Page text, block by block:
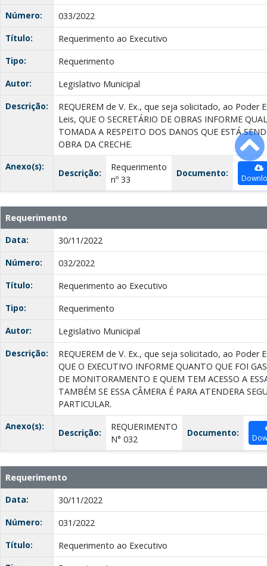
Número:
033/2022
Título:
Requerimento ao Executivo
Tipo:
Requerimento
Autor:
Legislativo Municipal
Descrição:
REQUEREM de V. Ex., que seja solicitado, ao Poder
Leis, QUE O SECRETÁRIO DE OBRAS INFORME
TOMADA А RESPEITO DOS DANOS QUE ESTÁ
OBRA DA CREСНЕ.
Anexo(s):
Descrição:
Requerimento
nº 33
Documento:
Requerimento
Data:
30/11/2022
Número:
032/2022
Título:
Requerimento ao Executivo
Tipo:
Requerimento
Autor:
Legislativo Municipal
Descrição:
REQUEREM de V. Ex., que seja solicitado, ao Poder
QUE O EXECUTIVO INFORME QUANTO QUE FOI
DE MONITORAMENTO E QUEМ ТЕМ ACESSO A
TAMBÉM SE ESSA CÂMERA É PARA ATENDERA
PARTICULAR.
Anexo(s):
Descrição:
REQUERIMENTO
N° 032
Documento:
Requerimento
Data:
30/11/2022
Número:
031/2022
Título:
Requerimento ao Executivo